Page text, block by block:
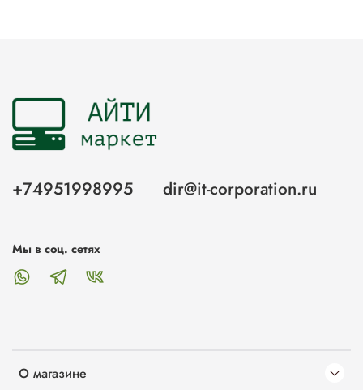
О магазине
+74951998995 dir@it-corporation.ru
Мы в соц. сетях